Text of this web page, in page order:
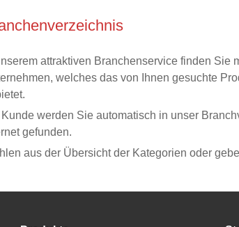
attraktiven Branchenservice finden
welches das von Ihnen gesuchte
werden Sie automatisch in unser
gefunden.
aus der Übersicht der Kategorien oder